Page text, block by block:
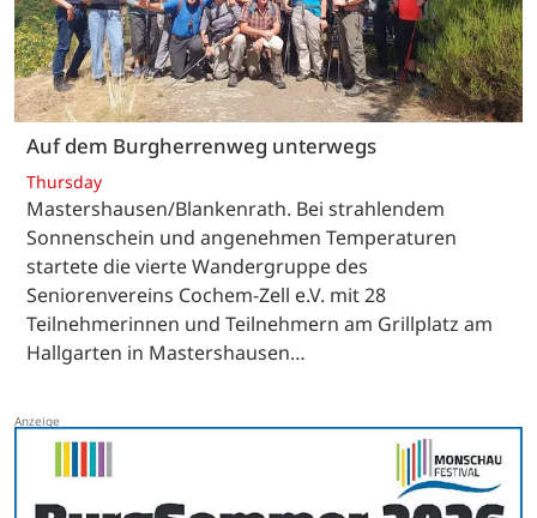
Auf dem Burgherrenweg unterwegs
Thursday
Mastershausen/Blankenrath. Bei strahlendem
Sonnenschein und angenehmen Temperaturen
startete die vierte Wandergruppe des
Seniorenvereins Cochem-Zell e.V. mit 28
Teilnehmerinnen und Teilnehmern am Grillplatz am
Hallgarten in Mastershausen…